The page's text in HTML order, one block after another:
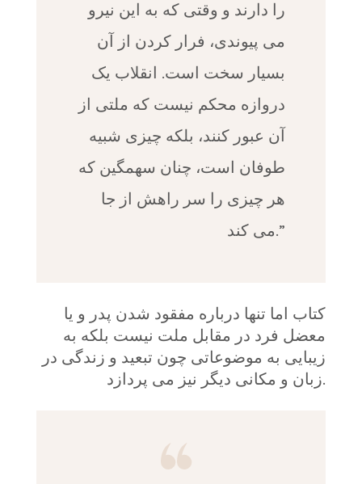
را دارند و وقتی که به این نیرو
می پیوندی، فرار کردن از آن
بسیار سخت است. انقلاب یک
دروازه محکم نیست که ملتی از
آن عبور کنند، بلکه چیزی شبیه
طوفان است، چنان سهمگین که
هر چیزی را سر راهش از جا
می کند.”
معضل فرد در مقابل ملت نیست بلکه به
زیبایی به موضوعاتی چون تبعید و زندگی در
زبان و مکانی دیگر نیز می پردازد.